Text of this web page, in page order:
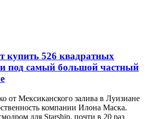
купить 526 квадратных
под самый большой частный
от Мексиканского залива в Луизиане
компании Илона Маска.
для Starship, почти в 20 раз